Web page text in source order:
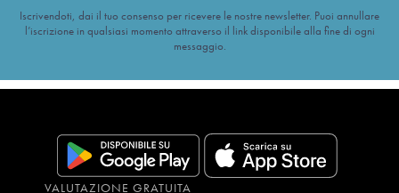
Iscrivendoti, dai il tuo consenso per ricevere le nostre newsletter. Puoi annullare
l’iscrizione in qualsiasi momento attraverso il link disponibile alla fine di ogni
messaggio.
VALUTAZIONE GRATUITA